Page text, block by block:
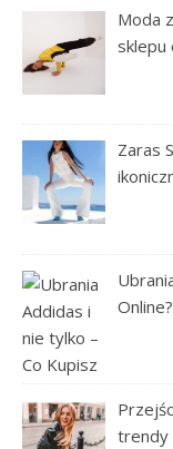
Moda
sklepu
Zaras
Online?
trendy